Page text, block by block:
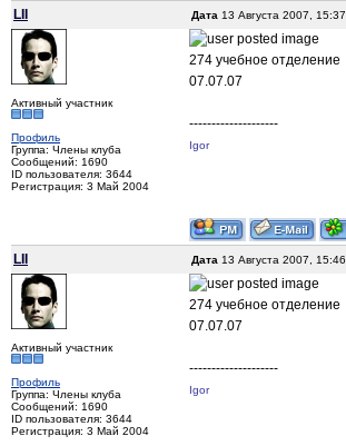
LII Дата 13 Августа 2007, 15:37
Активный участник
Профиль
Группа: Члены клуба
Сообщений: 1690
ID пользователя: 3644
Регистрация: 3 Май 2004
274 учебное отделение
07.07.07
--------------------
Igor
LII Дата 13 Августа 2007, 15:46
Активный участник
Профиль
Группа: Члены клуба
Сообщений: 1690
ID пользователя: 3644
Регистрация: 3 Май 2004
274 учебное отделение
07.07.07
--------------------
Igor